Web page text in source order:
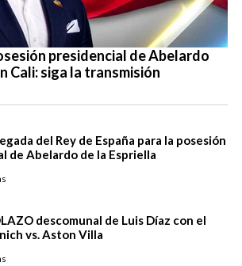
presidencial de Abelardo
Cali: siga la transmisión
del Rey de España para la posesión
de Abelardo de la Espriella
descomunal de Luis Díaz con el
vs. Aston Villa